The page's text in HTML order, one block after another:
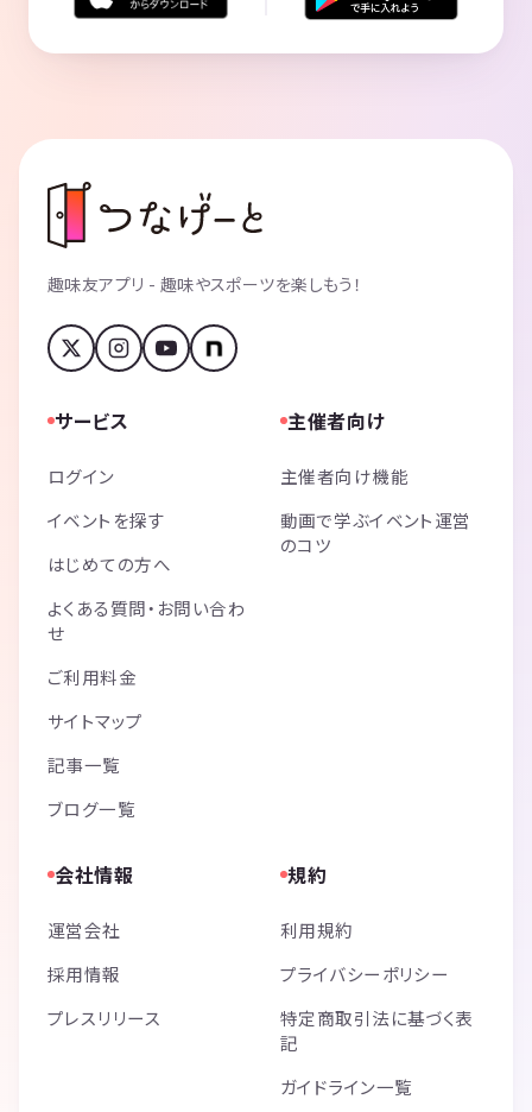
趣味友アプリ - 趣味やスポーツを楽しもう！
サービス
ログイン
イベントを探す
はじめての方へ
よくある質問・お問い合わ
せ
ご利用料金
サイトマップ
記事一覧
ブログ一覧
主催者向け
主催者向け機能
動画で学ぶイベント運営
のコツ
会社情報
運営会社
採用情報
プレスリリース
規約
利用規約
プライバシーポリシー
特定商取引法に基づく表
記
ガイドライン一覧